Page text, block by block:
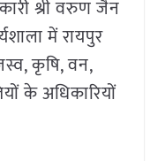
श्री वरुण जैन
में रायपुर
,कृषि,वन,
के अधिकारियों